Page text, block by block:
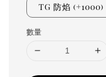
TG 防焰 (+1000)
數量